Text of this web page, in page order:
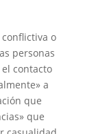
o
personas
contacto
a
que
que